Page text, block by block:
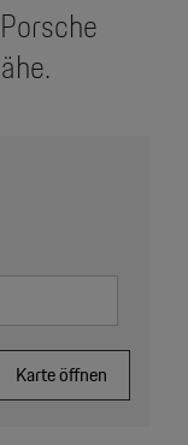
Karte öffnen